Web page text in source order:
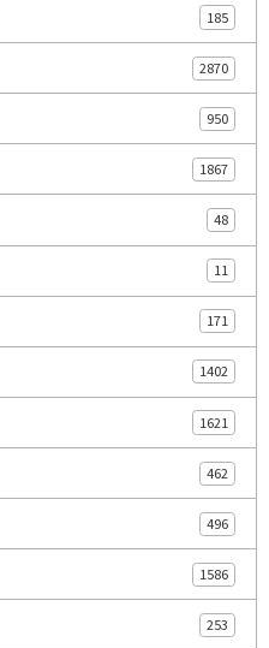
185
2870
950
1867
48
11
171
1402
1621
462
496
1586
253